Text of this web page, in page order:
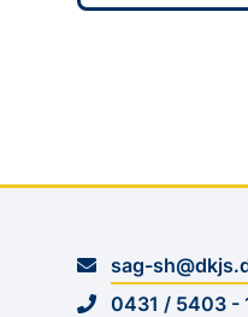
sag-
0431 / 5403 -